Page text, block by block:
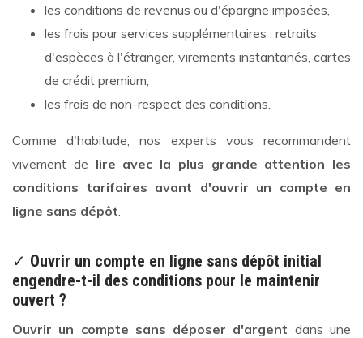
les conditions de revenus ou d'épargne imposées,
les frais pour services supplémentaires : retraits
d'espèces à l'étranger, virements instantanés, cartes
de crédit premium,
les frais de non-respect des conditions.
Comme d'habitude, nos experts vous recommandent
vivement de lire avec la plus grande attention les
conditions tarifaires avant d'ouvrir un compte en
ligne sans dépôt
✓ Ouvrir un compte en ligne sans dépôt initial
engendre-t-il des conditions pour le maintenir
ouvert ?
Ouvrir un compte sans déposer d'argent dans une